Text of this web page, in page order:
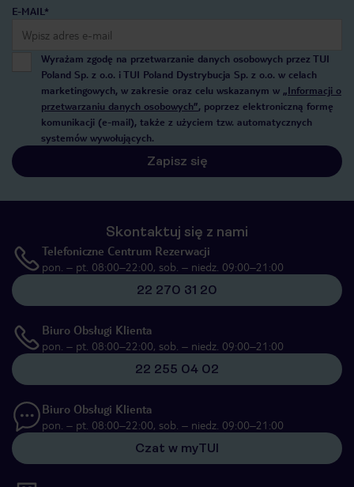
E-MAIL*
Wyrażam zgodę na przetwarzanie danych osobowych przez TUI
Poland Sp. z o.o. i TUI Poland Dystrybucja Sp. z o.o. w celach
marketingowych, w zakresie oraz celu wskazanym w „Informacji o
przetwarzaniu danych osobowych”, poprzez elektroniczną formę
komunikacji (e-mail), także z użyciem tzw. automatycznych
systemów wywołujących.
Zapisz się
Skontaktuj się z nami
Telefoniczne Centrum Rezerwacji
pon. – pt. 08:00–22:00, sob. – niedz. 09:00–21:00
22 270 31 20
Biuro Obsługi Klienta
pon. – pt. 08:00–22:00, sob. – niedz. 09:00–21:00
22 255 04 02
Biuro Obsługi Klienta
pon. – pt. 08:00–22:00, sob. – niedz. 09:00–21:00
Czat w myTUI